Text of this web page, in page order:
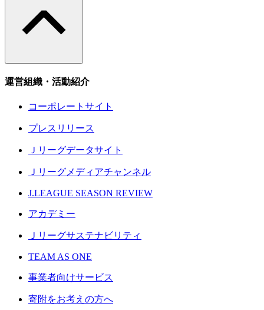
運営組織・活動紹介
コーポレートサイト
プレスリリース
Ｊリーグデータサイト
Ｊリーグメディアチャンネル
J.LEAGUE SEASON REVIEW
アカデミー
Ｊリーグサステナビリティ
TEAM AS ONE
事業者向けサービス
寄附をお考えの方へ